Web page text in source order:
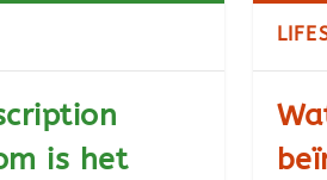
is het